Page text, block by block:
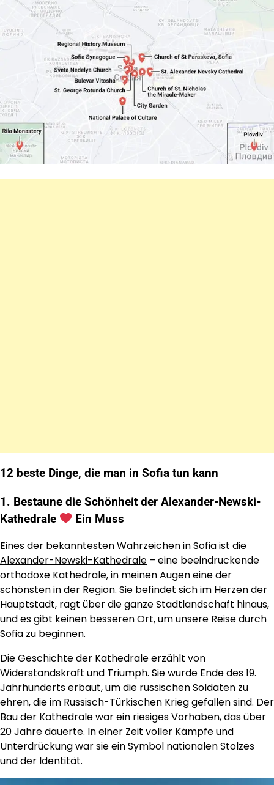
12 beste Dinge, die man in Sofia tun kann
1. Bestaune die Schönheit der Alexander-Newski-
Kathedrale
Ein Muss
Eines der bekanntesten Wahrzeichen in Sofia ist die
Alexander-Newski-Kathedrale – eine beeindruckende
orthodoxe Kathedrale, in meinen Augen eine der
schönsten in der Region. Sie befindet sich im Herzen der
Hauptstadt, ragt über die ganze Stadtlandschaft hinaus,
und es gibt keinen besseren Ort, um unsere Reise durch
Sofia zu beginnen.
Die Geschichte der Kathedrale erzählt von
Widerstandskraft und Triumph. Sie wurde Ende des 19.
Jahrhunderts erbaut, um die russischen Soldaten zu
ehren, die im Russisch-Türkischen Krieg gefallen sind. Der
Bau der Kathedrale war ein riesiges Vorhaben, das über
20 Jahre dauerte. In einer Zeit voller Kämpfe und
Unterdrückung war sie ein Symbol nationalen Stolzes
und der Identität.